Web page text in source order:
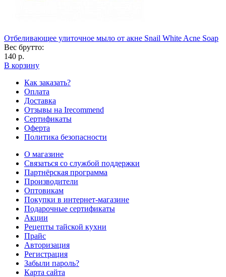
Отбеливающее улиточное мыло от акне Snail White Acne Soap
Вес брутто:
140 р.
В корзину
Как заказать?
Оплата
Доставка
Отзывы на Irecommend
Сертификаты
Оферта
Политика безопасности
О магазине
Связаться со службой поддержки
Партнёрская программа
Производители
Оптовикам
Покупки в интернет-магазине
Подарочные сертификаты
Акции
Рецепты тайской кухни
Прайс
Авторизация
Регистрация
Забыли пароль?
Карта сайта